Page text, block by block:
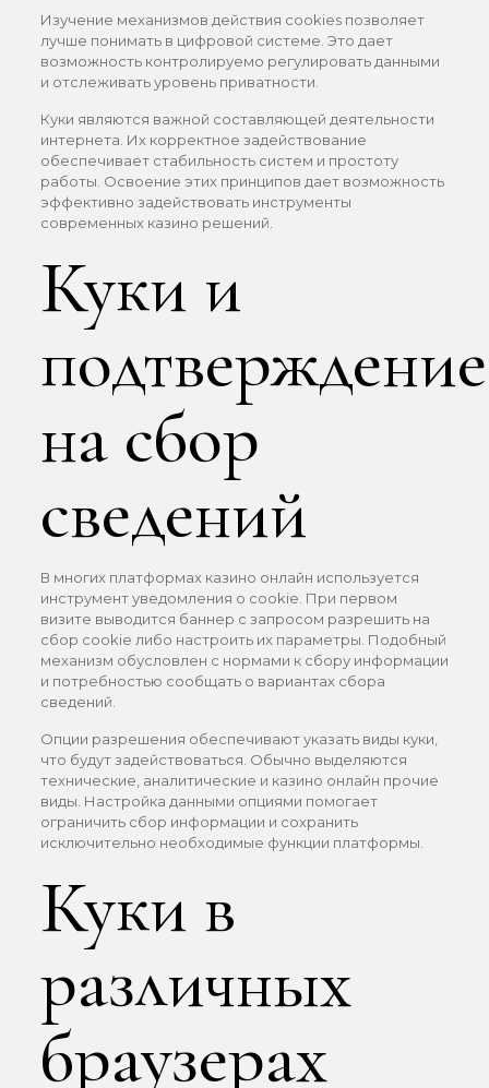
Изучение механизмов действия cookies позволяет
лучше понимать в цифровой системе. Это дает
возможность контролируемо регулировать данными
и отслеживать уровень приватности.
Куки являются важной составляющей деятельности
интернета. Их корректное задействование
обеспечивает стабильность систем и простоту
работы. Освоение этих принципов дает возможность
эффективно задействовать инструменты
современных казино решений.
Куки и
подтверждение
на сбор
сведений
В многих платформах казино онлайн используется
инструмент уведомления о cookie. При первом
визите выводится баннер с запросом разрешить на
сбор cookie либо настроить их параметры. Подобный
механизм обусловлен с нормами к сбору информации
и потребностью сообщать о вариантах сбора
сведений.
Опции разрешения обеспечивают указать виды куки,
что будут задействоваться. Обычно выделяются
технические, аналитические и казино онлайн прочие
виды. Настройка данными опциями помогает
ограничить сбор информации и сохранить
исключительно необходимые функции платформы.
Куки в
различных
браузерах